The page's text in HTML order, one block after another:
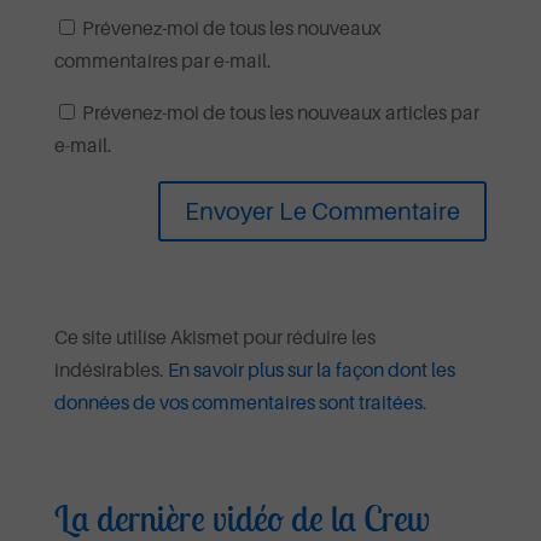
Prévenez-moi de tous les nouveaux
commentaires par e-mail.
Prévenez-moi de tous les nouveaux articles par
e-mail.
Ce site utilise Akismet pour réduire les
indésirables. En savoir plus sur la façon dont les
données de vos commentaires sont traitées.
La dernière vidéo de la Crew